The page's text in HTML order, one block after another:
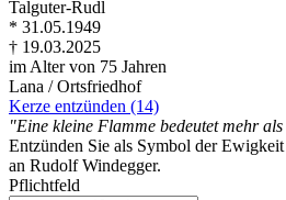
Talguter-Rudl
* 31.05.1949
† 19.03.2025
im Alter von 75 Jahren
Lana / Ortsfriedhof
Kerze entzünden (14)
"Eine kleine Flamme bedeutet mehr
Entzünden Sie als Symbol der
an Rudolf Windegger.
Pflichtfeld